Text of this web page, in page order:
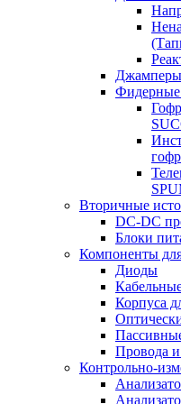
Джамперы
Фидерные
Вторичные
DC-DC
Блоки
Компоненты
Диоды
Корпуса
Провода и
Контрольно-